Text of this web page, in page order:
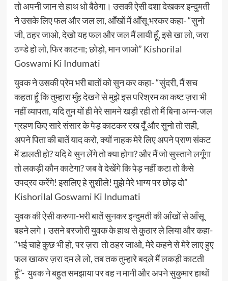
तो अपनी जान से हाथ धो बैठेगा। उसकी ऐसी दशा देखकर इन्दुमती
ने उसके लिए फल और जल ला, आँखों में आँसू भरकर कहा- “सुनो
जी, ठहर जाओ, देखो यह फल और जल मैं लायी हूँ, इसे खा लो, जरा
ठण्डे हो लो, फिर काटना; छोड़ो, मान जाओ” Kishorilal
Goswami Ki Indumati
युवक ने उसकी प्रेम भरी बातों को सुन कर कहा- “सुंदरी, मैं सच
कहता हूँ कि तुम्हारा मुँह देखने से मुझे इस परिश्रम का कष्ट ज़रा भी
नहीं व्यापता, यदि तुम यों ही मेरे सामने खड़ी रही तो मैं बिना अन्न-जल
ग्रहण किए सारे संसार के पेड़ काटकर रख दूँ और सुनो तो सही,
अपने पिता की बातें याद करो, क्यों नाहक मेरे लिए अपने प्राण संकट
में डालती हो? यदि वे सुन लेंगे तो क्या होगा? और मैं जो सुस्ताने लगूँगा
तो लकड़ी कौन काटेगा? जब वे देखेंगे कि पेड़ नहीं कटा तो कैसे
उपद्रव करेंगे! इसलिए हे सुशीले! मुझे मेरे भाग्य पर छोड़ दो”
Kishorilal Goswami Ki Indumati
युवक की ऐसी करुणा-भरी बातें सुनकर इन्दुमती की आँखों से आँसू
बहने लगे। उसने बरजोरी युवक के हाथ से कुठार ले लिया और कहा-
“भई चाहे कुछ भी हो, पर ज़रा तो ठहर जाओ, मेरे कहने से मेरे लाए हुए
फल खाकर ज़रा दम ले लो, तब तक तुम्हारे बदले मैं लकड़ी काटती
हूँ”- युवक ने बहुत समझाया पर वह न मानी और अपने सुकुमार हाथों